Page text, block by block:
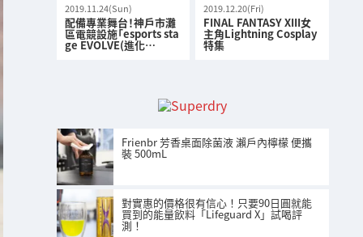
2019.11.24(Sun)
配備專業舞台！神戶市灘
區電競設施「esports sta
ge EVOLVE(進化…
2019.12.20(Fri)
FINAL FANTASY XIII女
主角Lightning Cosplay
特集
Frienbr 芳香桌面除菌液 瀨戶內檸檬 便攜
裝 500mL
對實惠的價格很有信心！只要90日圓就能
買到的能量飲料「Lifeguard X」試喝評
測！